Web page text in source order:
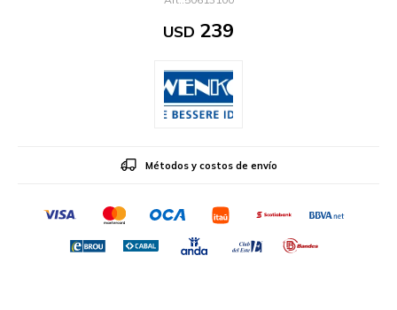
USD 239
Métodos y costos de envío